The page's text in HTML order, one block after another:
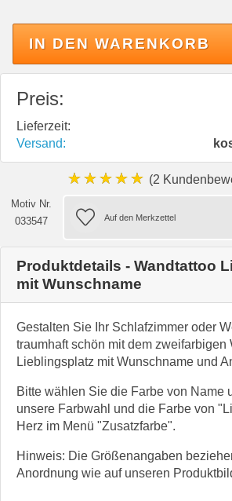
IN DEN WARENKORB
Preis:
Lieferzeit:
Versand:
★★★★★ (2
Motiv Nr.
033547
Produktdetails - Wandtattoo
mit Wunschname
Gestalten Sie Ihr Schlafzimmer oder
traumhaft schön mit dem zweifarbigen
Lieblingsplatz mit Wunschname und
Bitte wählen Sie die Farbe von Name
unsere Farbwahl und die Farbe von
Herz im Menü "Zusatzfarbe".
Hinweis: Die Größenangaben
Anordnung wie auf unseren